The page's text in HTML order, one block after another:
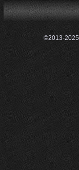
©2013-2025